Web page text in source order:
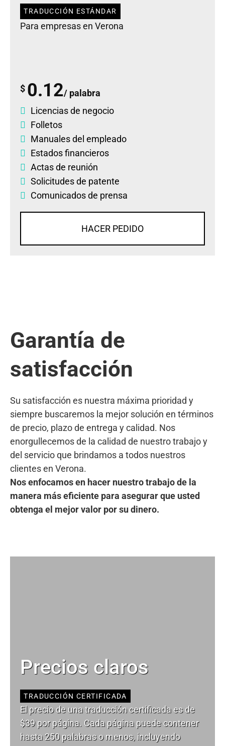
TRADUCCIÓN ESTÁNDAR
Para empresas en Verona
$ 0.12/ palabra
Licencias de negocio
Folletos
Manuales del empleado
Estados financieros
Actas de reunión
Solicitudes de patente
Comunicados de prensa
HACER PEDIDO
Garantía de
satisfacción
Su satisfacción es nuestra máxima prioridad y
siempre buscaremos la mejor solución en términos
de precio, plazo de entrega y calidad. Nos
enorgullecemos de la calidad de nuestro trabajo y
del servicio que brindamos a todos nuestros
clientes en Verona.
Nos enfocamos en hacer nuestro trabajo de la
manera más eficiente para asegurar que usted
obtenga el mejor valor por su dinero.
Precios claros
TRADUCCIÓN CERTIFICADA
El precio de una traducción certificada es de
$39 por página. Cada página puede contener
hasta 250 palabras o menos, incluyendo